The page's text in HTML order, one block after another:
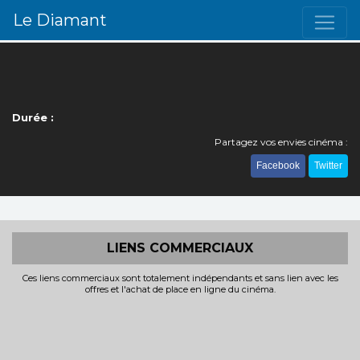
Le Diamant
Durée :
Partagez vos envies cinéma :
Facebook Twitter
LIENS COMMERCIAUX
Ces liens commerciaux sont totalement indépendants et sans lien avec les
offres et l'achat de place en ligne du cinéma.